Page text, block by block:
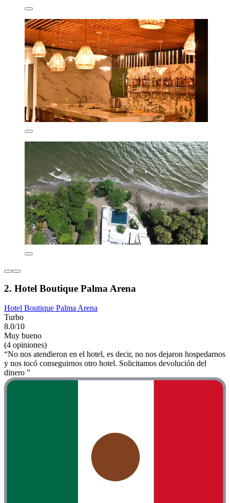
2. Hotel Boutique Palma Arena
Hotel Boutique Palma Arena
Turbo
8.0/10
Muy bueno
(4 opiniones)
“No nos atendieron en el hotel, es decir, no nos dejaron hospedarnos
y nos tocó conseguirnos otro hotel. Solicitamos devolución del
dinero ”